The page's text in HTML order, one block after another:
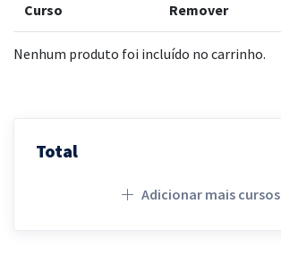
Curso Remover
Nenhum produto foi incluído no carrinho.
Total
Adicionar mais cursos